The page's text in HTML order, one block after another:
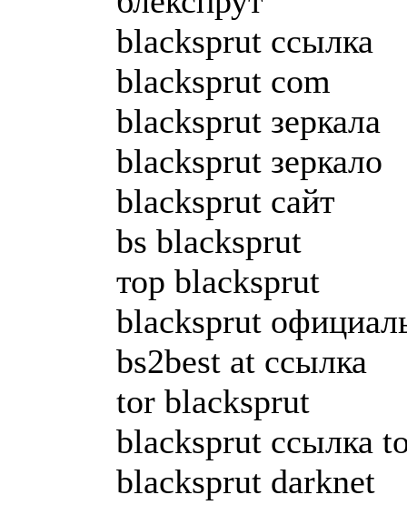
blacksprut ссылка
blacksprut com
blacksprut зеркала
blacksprut зеркало
blacksprut сайт
bs blacksprut
тор blacksprut
blacksprut
bs2best at ссылка
tor blacksprut
blacksprut ссылка
blacksprut darknet